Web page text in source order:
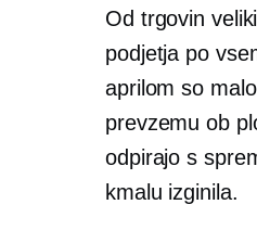
Od trgovin
podjetja po
aprilom so
prevzemu ob
odpirajo s
kmalu izginila.